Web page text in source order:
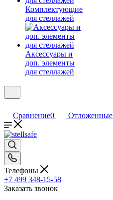
Комплектующие
для стеллажей
Аксессуары и
доп. элементы
для стеллажей
Сравнение0 Отложенные
Телефоны
+7 499 348-15-58
Заказать звонок